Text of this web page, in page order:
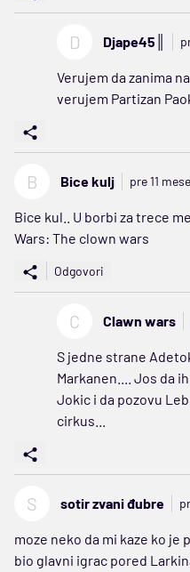
D Djape45║
Verujem da zanima
verujem Partizan
B Bice kulj pre 11
Bice kul.. U borbi za trece
Wars: The clown wars
Odgovori
C Clawn wars
S jedne strane
Markanen.... Jos da
Jokic i da pozovu
cirkus...
S sotir zvani đubre
moze neko da mi kaze ko je
bio glavni igrac pored